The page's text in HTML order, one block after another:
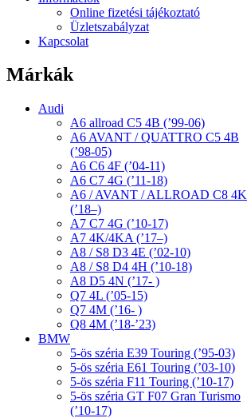
Online fizetési tájékoztató
Üzletszabályzat
Kapcsolat
Márkák
Audi
A6 allroad C5 4B (’99-06)
A6 AVANT / QUATTRO C5 4B
(’98-05)
A6 C6 4F (’04-11)
A6 C7 4G (’11-18)
A6 / AVANT / ALLROAD C8 4K
(’18–)
A7 C7 4G (’10-17)
A7 4K/4KA (’17–)
A8 / S8 D3 4E (’02-10)
A8 / S8 D4 4H (’10-18)
A8 D5 4N (’17- )
Q7 4L (’05-15)
Q7 4M (’16- )
Q8 4M (’18-’23)
BMW
5-ös széria E39 Touring (’95-03)
5-ös széria E61 Touring (’03-10)
5-ös széria F11 Touring (’10-17)
5-ös széria GT F07 Gran Turismo
(’10-17)